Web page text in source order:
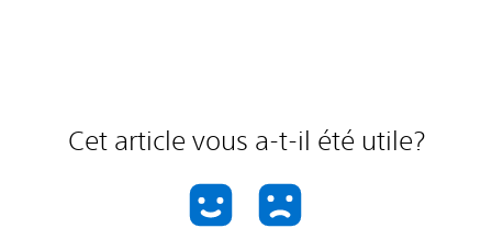
Cet article vous a-t-il été utile?